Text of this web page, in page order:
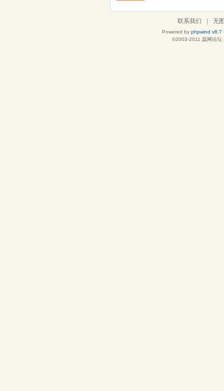
联系我们 | 无
Powered by phpwind v8.7
©2003-2011 蕊网论坛